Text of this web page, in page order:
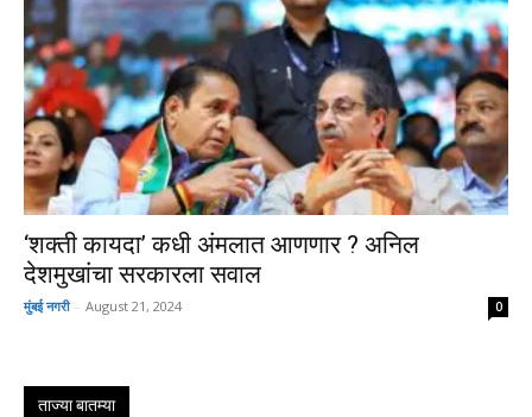
‘शक्ती कायदा’ कधी अंमलात आणणार ? अनिल
देशमुखांचा सरकारला सवाल
मुंबई नगरी - August 21, 2024 0
ताज्या बातम्या